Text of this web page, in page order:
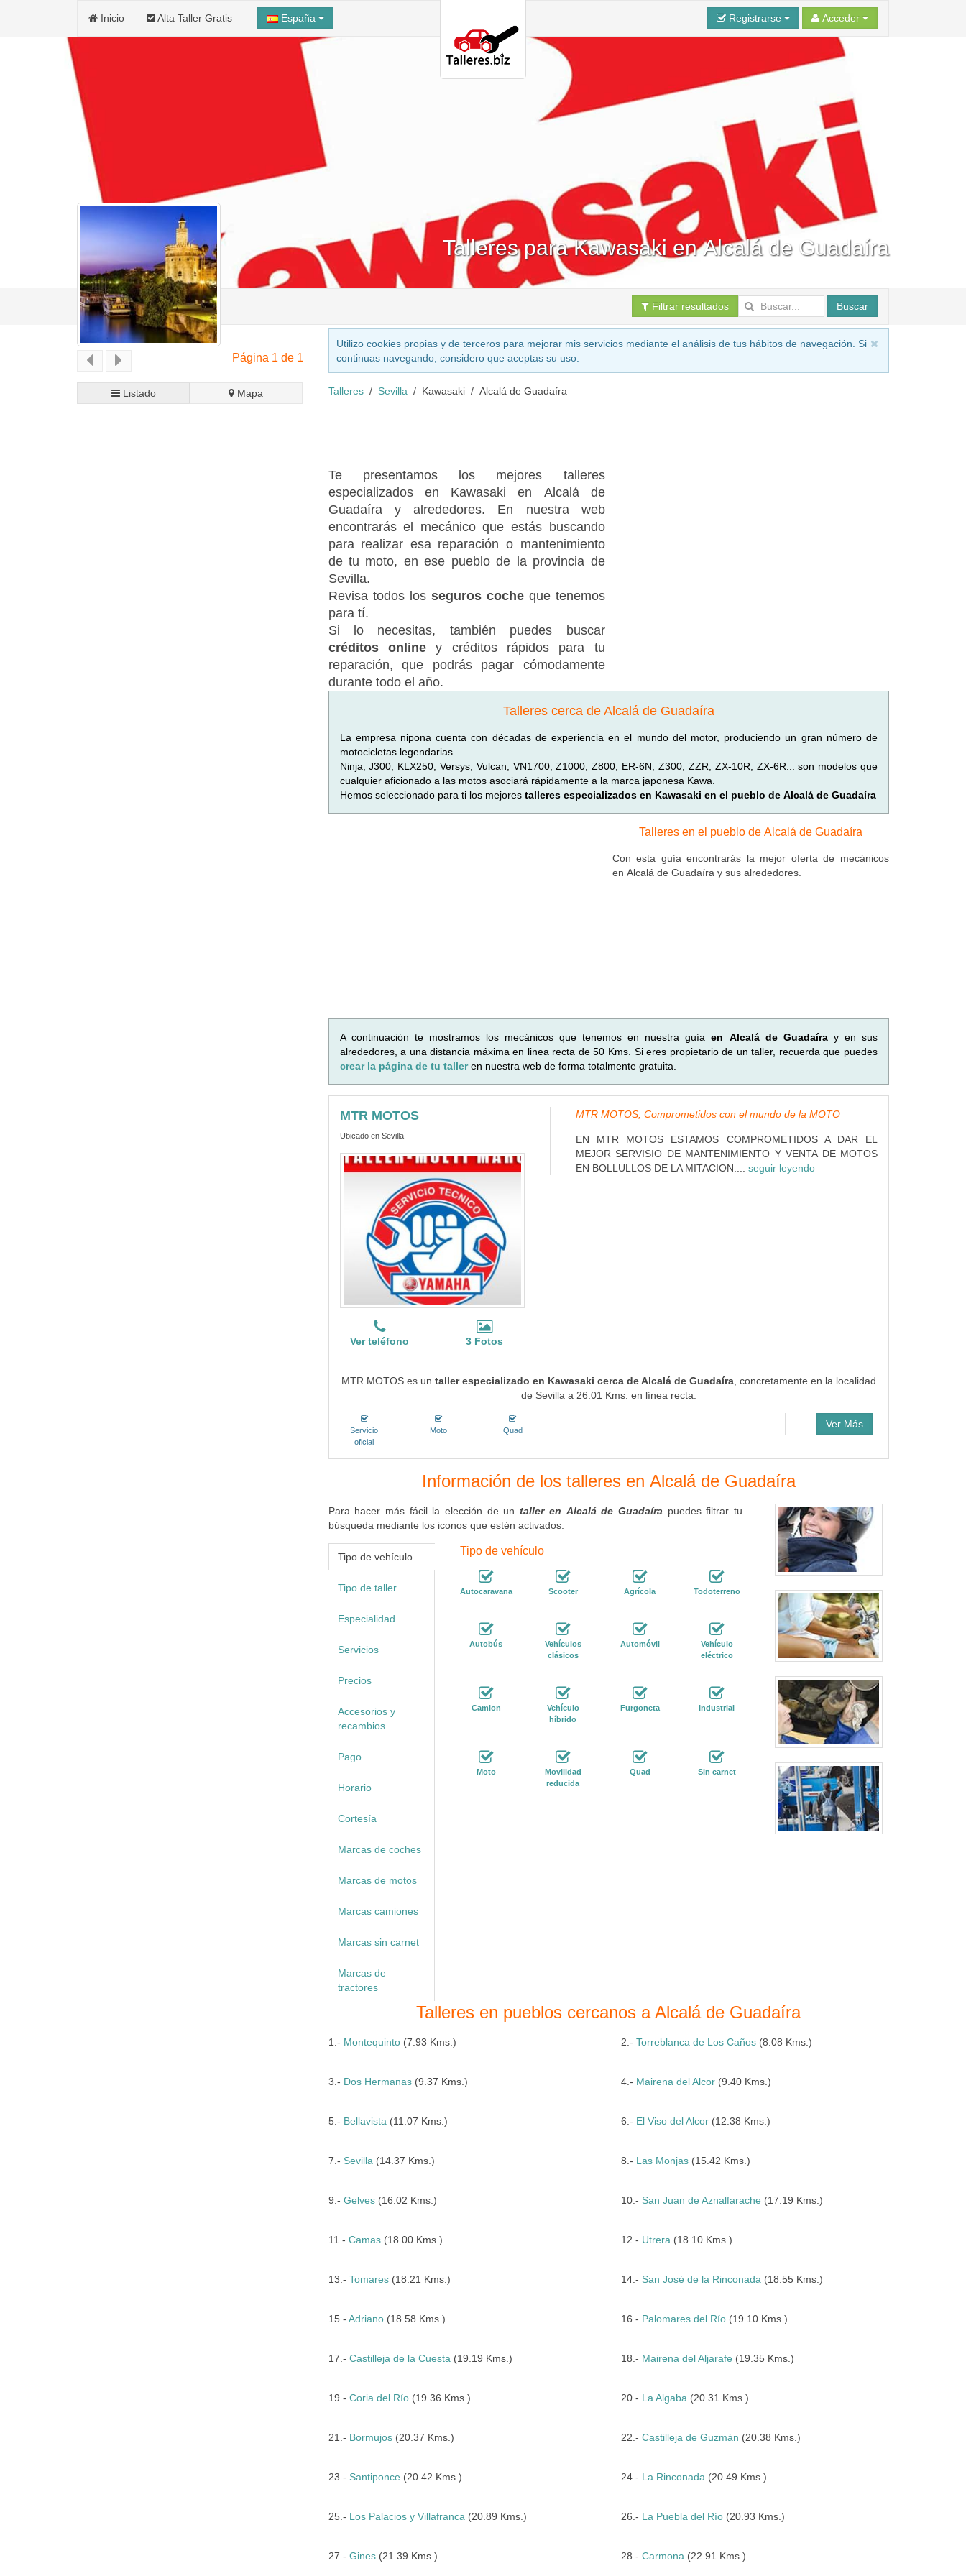
Inicio Alta Taller Gratis España Registrarse Acceder
Talleres para Kawasaki en Alcalá de Guadaíra
Filtrar resultados Buscar
Página 1 de 1
Listado Mapa
Utilizo cookies propias y de terceros para mejorar mis servicios mediante el análisis de tus hábitos de navegación. Si
continuas navegando, considero que aceptas su uso.
Talleres Sevilla Kawasaki Alcalá de Guadaíra
Te presentamos los mejores talleres
especializados en Kawasaki en Alcalá de
Guadaíra y alrededores. En nuestra web
encontrarás el mecánico que estás buscando
para realizar esa reparación o mantenimiento
de tu moto, en ese pueblo de la provincia de
Sevilla.
Revisa todos los seguros cocheque tenemos
para tí.
Si lo necesitas, también puedes buscar
créditos onliney créditos rápidos para tu
reparación, que podrás pagar cómodamente
durante todo el año.
Talleres cerca de Alcalá de Guadaíra
La empresa nipona cuenta con décadas de experiencia en el mundo del motor, produciendo un gran número de
motocicletas legendarias.
Ninja, J300, KLX250, Versys, Vulcan, VN1700, Z1000, Z800, ER-6N, Z300, ZZR, ZX-10R, ZX-6R... son modelos que
cualquier aficionado a las motos asociará rápidamente a la marca japonesa Kawa.
Hemos seleccionado para ti los mejores talleres especializados en Kawasaki en el pueblo de Alcalá de Guadaíra
Talleres en el pueblo de Alcalá de Guadaíra
Con esta guía encontrarás la mejor oferta de mecánicos
en Alcalá de Guadaíra y sus alrededores.
A continuación te mostramos los mecánicos que tenemos en nuestra guíaen Alcalá de Guadaíray en sus
alrededores, a una distancia máxima en linea recta de 50 Kms. Si eres propietario de un taller, recuerda que puedes
crear la página de tu talleren nuestra web de forma totalmente gratuita.
MTR MOTOS
Ubicado en Sevilla
Ver teléfono 3 Fotos
MTR MOTOS, Comprometidos con el mundo de la MOTO
EN MTR MOTOS ESTAMOS COMPROMETIDOS A DAR EL
MEJOR SERVISIO DE MANTENIMIENTO Y VENTA DE MOTOS
EN BOLLULLOS DE LA MITACION.... seguir leyendo
MTR MOTOS es un taller especializado en Kawasaki cerca de Alcalá de Guadaíra, concretamente en la localidad
de Sevilla a 26.01 Kms. en línea recta.
Servicio
oficial
Moto Quad
Ver Más
Información de los talleres en Alcalá de Guadaíra
Para hacer más fácil la elección de untaller en Alcalá de Guadaíra puedes filtrar tu
búsqueda mediante los iconos que estén activados:
Tipo de vehículo
Tipo de taller
Especialidad
Servicios
Precios
Accesorios y
recambios
Pago
Horario
Cortesía
Marcas de coches
Marcas de motos
Marcas camiones
Marcas sin carnet
Marcas de
tractores
Tipo de vehículo
Autocaravana Scooter Agrícola Todoterreno
Autobús
Vehículos
clásicos
Automóvil
Vehículo
eléctrico
Camion
Vehículo
híbrido
Furgoneta Industrial
Moto
Movilidad
reducida
Quad Sin carnet
Talleres en pueblos cercanos a Alcalá de Guadaíra
1.- Montequinto(7.93 Kms.) 2.-Torreblanca de Los Caños (8.08 Kms.)
3.- Dos Hermanas(9.37 Kms.) 4.- Mairena del Alcor (9.40 Kms.)
5.- Bellavista (11.07 Kms.) 6.- El Viso del Alcor (12.38 Kms.)
7.- Sevilla (14.37 Kms.) 8.- Las Monjas (15.42 Kms.)
9.- Gelves(16.02 Kms.) 10.- San Juan de Aznalfarache (17.19 Kms.)
11.- Camas(18.00 Kms.) 12.- Utrera (18.10 Kms.)
13.- Tomares(18.21 Kms.) 14.- San José de la Rinconada (18.55 Kms.)
15.- Adriano(18.58 Kms.) 16.- Palomares del Río (19.10 Kms.)
17.- Castilleja de la Cuesta (19.19 Kms.) 18.- Mairena del Aljarafe (19.35 Kms.)
19.- Coria del Río(19.36 Kms.) 20.- La Algaba (20.31 Kms.)
21.- Bormujos(20.37 Kms.) 22.-Castilleja de Guzmán (20.38 Kms.)
23.- Santiponce(20.42 Kms.) 24.- La Rinconada (20.49 Kms.)
25.- Los Palacios y Villafranca (20.89 Kms.) 26.- La Puebla del Río (20.93 Kms.)
27.- Gines(21.39 Kms.) 28.-Carmona (22.91 Kms.)